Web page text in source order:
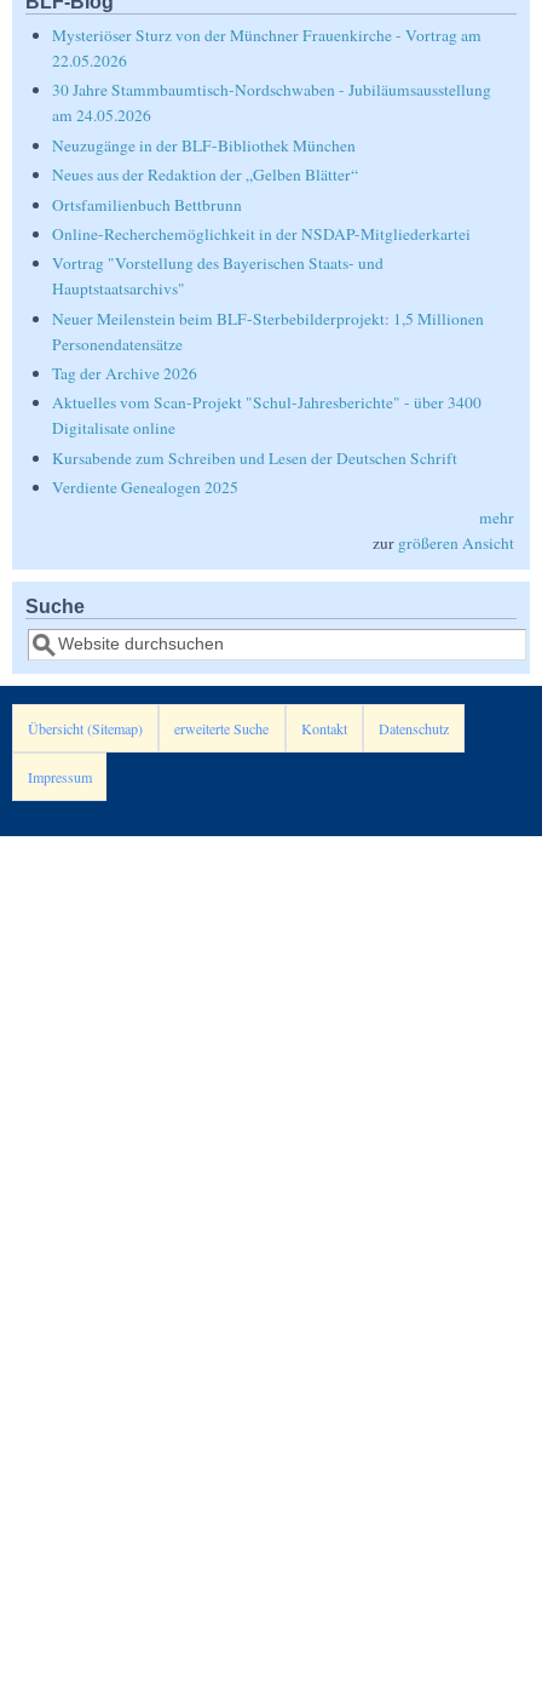
Mysteriöser Sturz von der Münchner Frauenkirche - Vortrag am
22.05.2026
30 Jahre Stammbaumtisch-Nordschwaben - Jubiläumsausstellung
am 24.05.2026
Neuzugänge in der BLF-Bibliothek München
Neues aus der Redaktion der „Gelben Blätter“
Ortsfamilienbuch Bettbrunn
Online-Recherchemöglichkeit in der NSDAP-Mitgliederkartei
Vortrag "Vorstellung des Bayerischen Staats- und
Hauptstaatsarchivs"
Neuer Meilenstein beim BLF-Sterbebilderprojekt: 1,5 Millionen
Personendatensätze
Tag der Archive 2026
Aktuelles vom Scan-Projekt "Schul-Jahresberichte" - über 3400
Digitalisate online
Kursabende zum Schreiben und Lesen der Deutschen Schrift
Verdiente Genealogen 2025
mehr
zur größeren Ansicht
Suche
Suche
Übersicht (Sitemap) erweiterte Suche Kontakt Datenschutz
Impressum